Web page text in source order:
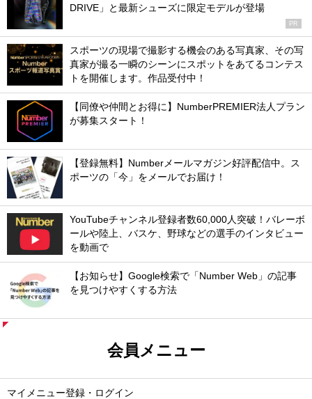
DRIVE」と最新シューズに限定モデルが登場
PR
スポーツの現場で撮影する機会のある写真家、その写
真家が撮る一瞬のシーンにスポットをあてるコンテス
トを開催します。作品受付中！
【同僚や仲間とお得に】NumberPREMIER法人プラン
が募集スタート！
【登録無料】Numberメールマガジン好評配信中。ス
ポーツの「今」をメールでお届け！
YouTubeチャンネル登録者数60,000人突破！バレーボ
ールや陸上、バスケ、野球などの選手のインタビュー
を動画で
【お知らせ】Google検索で「Number Web」の記事
を見つけやすくする方法
会員メニュー
マイメニュー登録・ログイン